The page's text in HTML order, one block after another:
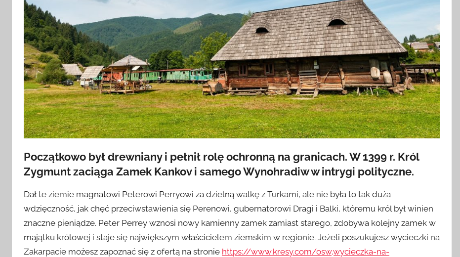
Początkowo był drewniany i pełnił rolę ochronną na granicach. W 1399 r. Król
Zygmunt zaciąga Zamek Kankov i samego Wynohradiw w intrygi polityczne.
Dał te ziemie magnatowi Peterowi Perryowi za dzielną walkę z Turkami, ale nie była to tak duża
wdzięczność, jak chęć przeciwstawienia się Perenowi, gubernatorowi Dragi i Balki, któremu król był winien
znaczne pieniądze. Peter Perrey wznosi nowy kamienny zamek zamiast starego, zdobywa kolejny zamek w
majątku królowej i staje się największym właścicielem ziemskim w regionie. Jeżeli poszukujesz wycieczki na
Zakarpacie możesz zapoznać się z ofertą na stronie https://www.kresy.com/osw,wycieczka-na-